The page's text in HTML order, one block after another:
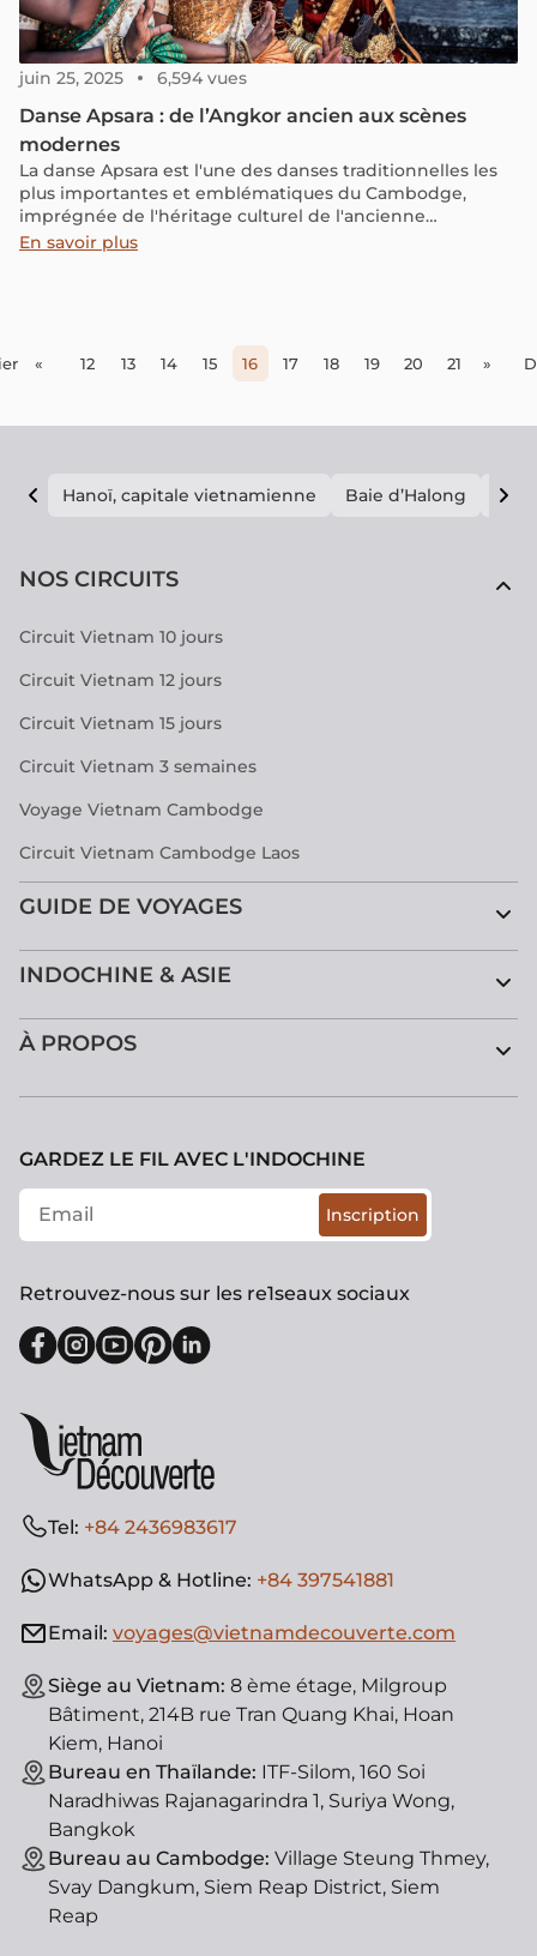
juin 25, 2025 6,594 vues
Danse Apsara : de l’Angkor ancien aux scènes
modernes
La danse Apsara est l'une des danses traditionnelles les
plus importantes et emblématiques du Cambodge,
imprégnée de l'héritage culturel de l'ancienne
civilisation khmère. Sculptée sur les bas-reliefs d'Angkor
signification, les techniques, le processus de formation
ainsi que la renaissance de la danse Apsara à travers les
En savoir plus
« 12 13 14 15 16 17 18 19 20 21 »
Hanoï, capitale vietnamienne Baie d’Halong E
NOS CIRCUITS
Circuit Vietnam 10 jours
Circuit Vietnam 12 jours
Circuit Vietnam 15 jours
Circuit Vietnam 3 semaines
Voyage Vietnam Cambodge
Circuit Vietnam Cambodge Laos
GUIDE DE VOYAGES
INDOCHINE & ASIE
À PROPOS
Tel: +84 2436983617
WhatsApp & Hotline: +84 397541881
Email: voyages@vietnamdecouverte.com
Siège au Vietnam: 8 ème étage, Milgroup
Bâtiment, 214B rue Tran Quang Khai, Hoan
Kiem, Hanoi
Bureau en Thaïlande: ITF-Silom, 160 Soi
Naradhiwas Rajanagarindra 1, Suriya Wong,
Bangkok
Bureau au Cambodge: Village Steung Thmey,
Svay Dangkum, Siem Reap District, Siem
Reap
GARDEZ LE FIL AVEC L'INDOCHINE
Inscription
Retrouvez-nous sur les re1seaux sociaux